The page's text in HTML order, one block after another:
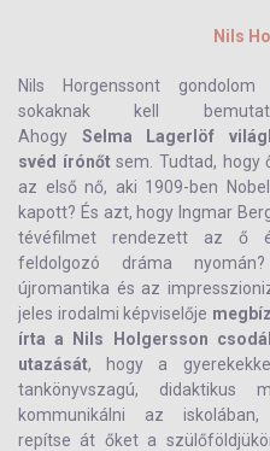
8
Nils
Nils Horgenssont gondolom
sokaknak kell
Ahogy Selma Lagerlöf
svéd írónőtsem. Tudtad, hogy
az első nő, aki 1909-ben
kapott? És azt, hogy Ingmar
tévéfilmet rendezett az ő
feldolgozó dráma
újromantika és az
jeles irodalmi képviselője
írta a Nils Holgersson
utazását, hogy a
tankönyvszagú, didaktikus
kommunikálni az
repítse át őket a